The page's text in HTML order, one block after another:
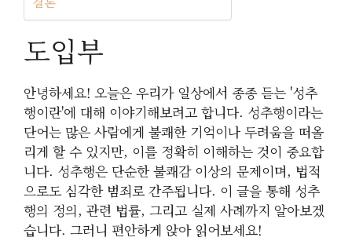
도입부
안녕하세요! 오늘은 우리가 일상에서 종종 듣는 '성추
행이란'에 대해 이야기해보려고 합니다. 성추행이라는
단어는 많은 사람에게 불쾌한 기억이나 두려움을 떠올
리게 할 수 있지만, 이를 정확히 이해하는 것이 중요합
니다. 성추행은 단순한 불쾌감 이상의 문제이며, 법적
으로도 심각한 범죄로 간주됩니다. 이 글을 통해 성추
행의 정의, 관련 법률, 그리고 실제 사례까지 알아보겠
습니다. 그러니 편안하게 앉아 읽어보세요!